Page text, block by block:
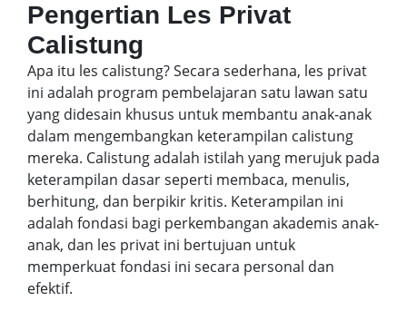
Pengertian Les Privat
Calistung
Apa itu les calistung? Secara sederhana, les privat
ini adalah program pembelajaran satu lawan satu
yang didesain khusus untuk membantu anak-anak
dalam mengembangkan keterampilan calistung
mereka. Calistung adalah istilah yang merujuk pada
keterampilan dasar seperti membaca, menulis,
berhitung, dan berpikir kritis. Keterampilan ini
adalah fondasi bagi perkembangan akademis anak-
anak, dan les privat ini bertujuan untuk
memperkuat fondasi ini secara personal dan
efektif.